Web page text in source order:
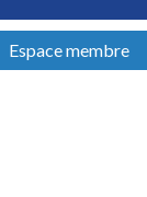
Espace membre